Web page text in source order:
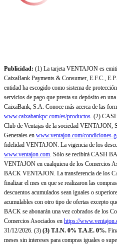
Publicidad: (1) La tarjeta VENTAJON es
CaixaBank Payments & Consumer, E.F.C.,
entidad ha escogido como sistema de
servicios de pago que presta su depósito en
CaixaBank, S.A. Conoce más acerca de las
www.caixabankpc.com/es/productos. (2)
Club de Ventajas de la sociedad VENTAJON,
Generales en www.ventajon.com/condiciones-
fidelidad VENTAJON. La vigencia de los
www.ventajon.com. Sólo se recibirá CASH
VENTAJON en cualquiera de los Comercios
BACK VENTAJON. La transferencia de los
finalizar el mes en que se realizaron las
descuentos acumulados sean iguales o
acumulables con otro tipo de ofertas excepto
BACK se abonarán una vez cobrados de los
Comercios Asociados en https://
31/12/2026. (3) (3) T.I.N. 0% T.A.E. 0%.
meses sin intereses para compras iguales o